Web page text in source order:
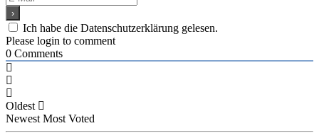
Ich habe die Datenschutzerklärung gelesen.
Please login to comment
0 Comments
Oldest
Newest Most Voted